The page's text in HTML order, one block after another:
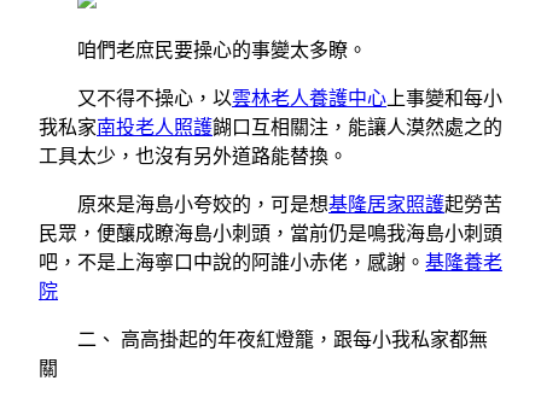
咱們老庶民要操心的事變太多瞭。
又不得不操心，以雲林老人養護中心 上事變和每小
我私家南投老人照護餬口互相關注，能讓人漠然處之的
工具太少，也沒有另外道路能替換。
原來是海島小夸姣的，可是想基隆居家照護起勞苦
民眾，便釀成瞭海島小刺頭，當前仍是鳴我海島小刺頭
吧，不是上海寧口中說的阿誰小赤佬，感謝。 基隆養老
院
二、 高高掛起的年夜紅燈籠，跟每小我私家都無
關